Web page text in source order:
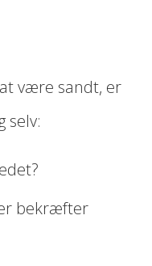
være sandt, er
selv:
bekræfter